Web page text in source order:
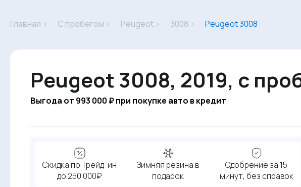
Главная › С пробегом › Peugeot › 3008 › Peugeot 3008
Peugeot 3008, 2019, с
Выгода от 993 000 ₽ при покупке авто в кредит
Скидка по Трейд-ин
до 250 000₽
Зимняя резина в
подарок
Одобрение за 15
минут, без справок